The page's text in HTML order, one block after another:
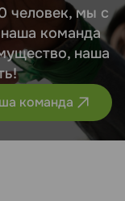
человек, мы с
команда
наша
команда